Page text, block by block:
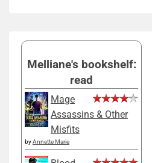
Melliane's bookshelf:
read
Mage
Assassins & Other
Misfits
byAnnette Marie